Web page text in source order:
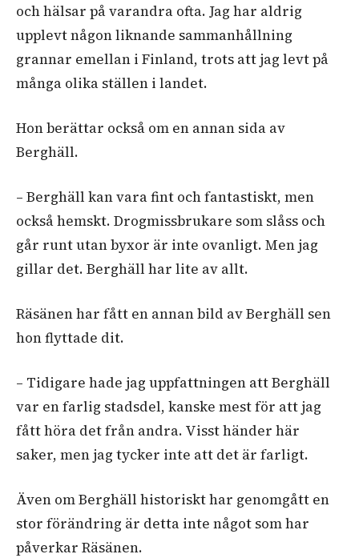
och hälsar på varandra ofta. Jag har aldrig
upplevt någon liknande sammanhållning
grannar emellan i Finland, trots att jag levt på
många olika ställen i landet.
Hon berättar också om en annan sida av
Berghäll.
– Berghäll kan vara fint och fantastiskt, men
också hemskt. Drogmissbrukare som slåss och
går runt utan byxor är inte ovanligt. Men jag
gillar det. Berghäll har lite av allt.
Räsänen har fått en annan bild av Berghäll sen
hon flyttade dit.
– Tidigare hade jag uppfattningen att Berghäll
var en farlig stadsdel, kanske mest för att jag
fått höra det från andra. Visst händer här
saker, men jag tycker inte att det är farligt.
Även om Berghäll historiskt har genomgått en
stor förändring är detta inte något som har
påverkar Räsänen.